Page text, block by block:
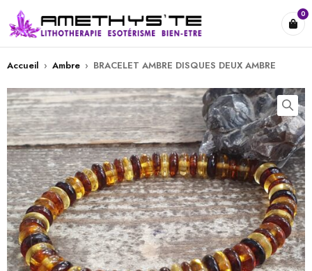
0
Accueil › Ambre › BRACELET AMBRE DISQUES DEUX AMBRE